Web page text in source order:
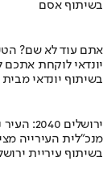
בשיתוף אסם
אתם עוד לא שם?
יונדאי לוקחת אתכם
בשיתוף יונדאי מבית
ירושלים 2040: העיר נערכת ל- 1.5 מליון תושבים
מנכ"לית העירייה
בשיתוף עיריית